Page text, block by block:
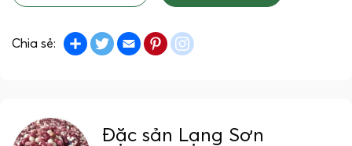
Chia sẻ: Share TwitterEmail Pinterest
Đặc sản Lạng Sơn